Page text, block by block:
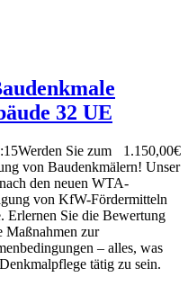
32 UE
1.150,00€
Werden Sie zum
von Baudenkmälern! Unser
den neuen WTA-
von KfW-Fördermitteln
Erlernen Sie die Bewertung
Maßnahmen zur
– alles, was
tätig zu sein.